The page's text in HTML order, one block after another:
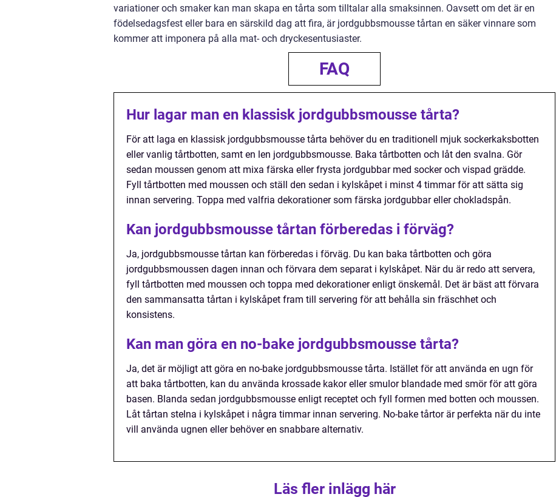
variationer och smaker kan man skapa en tårta som tilltalar alla smaksinnen. Oavsett om det är en
födelsedagsfest eller bara en särskild dag att fira, är jordgubbsmousse tårtan en säker vinnare som
kommer att imponera på alla mat- och dryckesentusiaster.
FAQ
Hur lagar man en klassisk jordgubbsmousse tårta?
För att laga en klassisk jordgubbsmousse tårta behöver du en traditionell mjuk sockerkaksbotten
eller vanlig tårtbotten, samt en len jordgubbsmousse. Baka tårtbotten och låt den svalna. Gör
sedan moussen genom att mixa färska eller frysta jordgubbar med socker och vispad grädde.
Fyll tårtbotten med moussen och ställ den sedan i kylskåpet i minst 4 timmar för att sätta sig
innan servering. Toppa med valfria dekorationer som färska jordgubbar eller chokladspån.
Kan jordgubbsmousse tårtan förberedas i förväg?
Ja, jordgubbsmousse tårtan kan förberedas i förväg. Du kan baka tårtbotten och göra
jordgubbsmoussen dagen innan och förvara dem separat i kylskåpet. När du är redo att servera,
fyll tårtbotten med moussen och toppa med dekorationer enligt önskemål. Det är bäst att förvara
den sammansatta tårtan i kylskåpet fram till servering för att behålla sin fräschhet och
konsistens.
Kan man göra en no-bake jordgubbsmousse tårta?
Ja, det är möjligt att göra en no-bake jordgubbsmousse tårta. Istället för att använda en ugn för
att baka tårtbotten, kan du använda krossade kakor eller smulor blandade med smör för att göra
basen. Blanda sedan jordgubbsmousse enligt receptet och fyll formen med botten och moussen.
Låt tårtan stelna i kylskåpet i några timmar innan servering. No-bake tårtor är perfekta när du inte
vill använda ugnen eller behöver en snabbare alternativ.
Läs fler inlägg här